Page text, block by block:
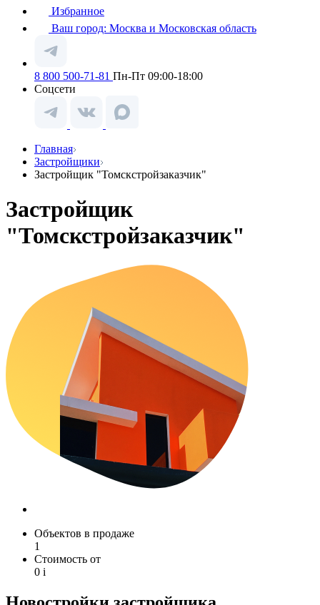
Избранное
Ваш город: Москва и Московская область
8 800 500-71-81 Пн-Пт 09:00-18:00
Соцсети
Главная
Застройщики
Застройщик "Томскстройзаказчик"
Застройщик
"Томскстройзаказчик"
Объектов в продаже
1
Стоимость от
0 i